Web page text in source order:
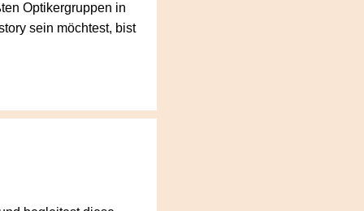
Optikergruppen in
sein möchtest, bist